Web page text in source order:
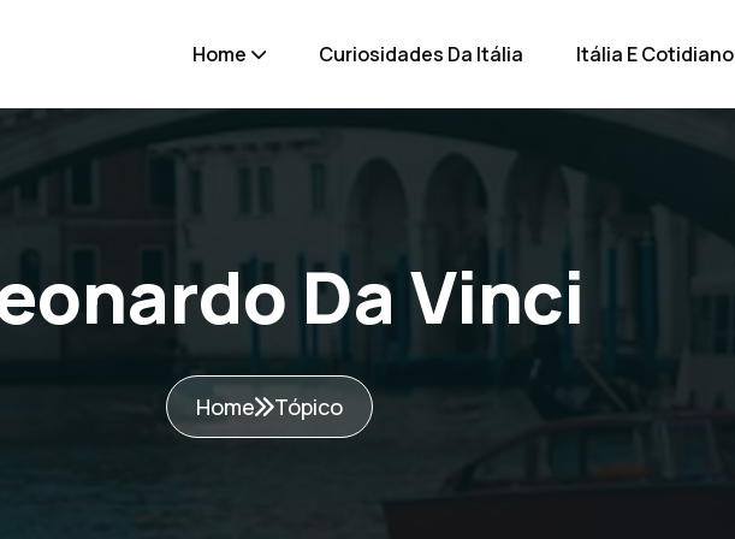
Home Curiosidades Da Itália Itália E Cotidiano
Da Vinci
Home Tópico